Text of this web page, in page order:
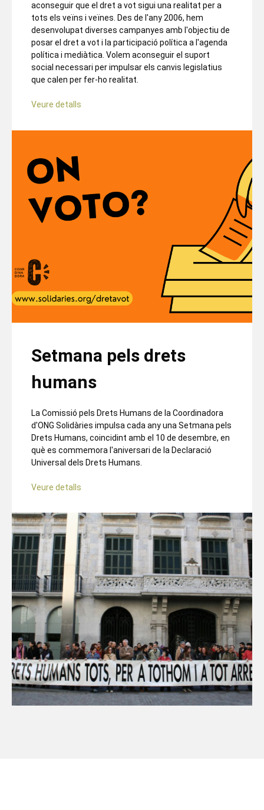
aconseguir que el dret a vot sigui una realitat per a
tots els veïns i veïnes. Des de l'any 2006, hem
desenvolupat diverses campanyes amb l'objectiu de
posar el dret a vot i la participació política a l'agenda
política i mediàtica. Volem aconseguir el suport
social necessari per impulsar els canvis legislatius
que calen per fer-ho realitat.
Veure detalls
Setmana pels drets
humans
La Comissió pels Drets Humans de la Coordinadora
d'ONG Solidàries impulsa cada any una Setmana pels
Drets Humans, coincidint amb el 10 de desembre, en
què es commemora l'aniversari de la Declaració
Universal dels Drets Humans.
Veure detalls